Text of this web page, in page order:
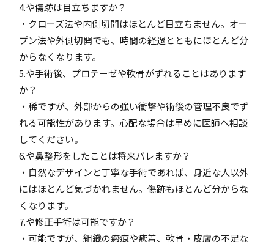
4.や傷跡は目立ちますか？
・クローズ法や内側切開はほとんど目立ちません。オー
プン法や外側切開でも、時間の経過とともにほとんど分
からなくなります。
5.や手術後、プロテーゼや軟骨がずれることはあります
か？
・稀ですが、外部からの強い衝撃や術後の管理不良でず
れる可能性があります。心配な場合は早めに医師へ相談
してください。
6.や鼻整形をしたことは将来バレますか？
・自然なデザインと丁寧な手術であれば、身近な人以外
にはほとんど気づかれません。傷跡もほとんど分からな
くなります。
7.や修正手術は可能ですか？
・可能ですが、組織の瘢痕や癒着、軟骨・皮膚の不足な